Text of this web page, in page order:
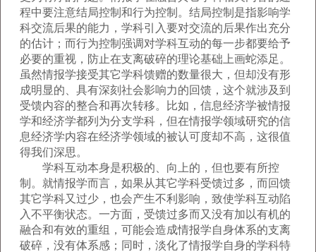
程中要注意结局控制和行为控制。结局控制是指影响学
科交流后果的能力，学科引入要对交流的后果作出充分
的估计；而行为控制强调对学科互动的每一步都要给予
必要的重视，防止在支离破碎的理论基础上画蛇添足。
虽然情报学接受其它学科馈赠的数量很大，但却没有形
成明显的、具有深刻社会影响力的回馈，这个就涉及到
受馈内容的整合和再次转移。比如，信息经济学被情报
学和经济学都列为分支学科，但在情报学领域研究的信
息经济学内容在经济学领域的被认可度却不高，这很值
得我们深思。
学科互动本身是积极的、向上的，但也要有所控
制。就情报学而言，如果从其它学科受馈过多，而回馈
其它学科又过少，也会产生不利影响，致使学科互动陷
入不平衡状态。一方面，受馈过多而又没有加以有机的
融合和有效的重组，可能会造成情报学自身体系的支离
破碎，没有体系感；同时，淡化了情报学自身的学科特